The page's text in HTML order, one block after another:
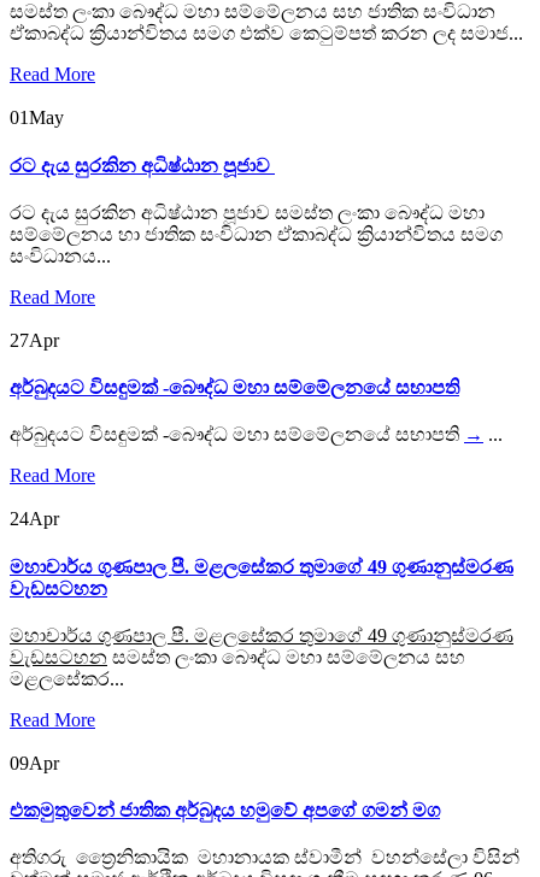
සමස්ත ලංකා බෞද්ධ මහා සම්මේලනය සහ ජාතික සංවිධාන
ඒකාබද්ධ ක්‍රියාන්විතය සමග එක්ව කෙටුම්පත් කරන ලද සමාජ...
Read More
01May
රට දැය සුරකින අධිෂ්ඨාන පූජාව
රට දැය සුරකින අධිෂ්ඨාන පූජාව සමස්ත ලංකා බෞද්ධ මහා
සම්මේලනය හා ජාතික සංවිධාන ඒකාබද්ධ ක්‍රියාන්විතය සමග
සංවිධානය...
Read More
27Apr
අර්බුදයට විසඳුමක් -බෞද්ධ මහා සම්මේලනයේ සභාපති
අර්බුදයට විසඳුමක් -බෞද්ධ මහා සම්මේලනයේ සභාපති → ...
Read More
24Apr
මහාචාර්ය ගුණපාල පී. මළලසේකර තුමාගේ 49 ගුණානුස්මරණ
වැඩසටහන
මහාචාර්ය ගුණපාල පී. මළලසේකර තුමාගේ 49 ගුණානුස්මරණ
වැඩසටහන සමස්ත ලංකා බෞද්ධ මහා සම්මේලනය සහ
මළලසේකර...
Read More
09Apr
එකමුතුවෙන් ජාතික අර්බුදය හමුවේ අපගේ ගමන් මග
අතිගරු ත්‍රෛනිකායික මහානායක ස්වාමීන් වහන්සේලා විසින්